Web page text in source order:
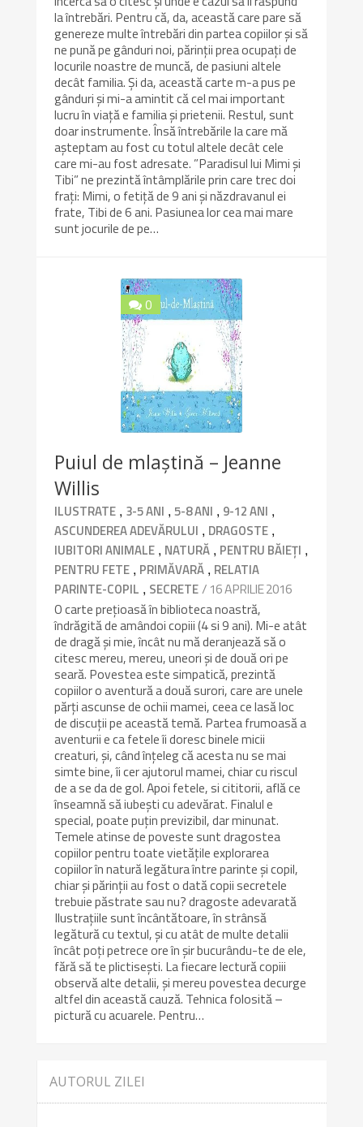
la întrebări. Pentru că, da, această care pare să
genereze multe întrebări din partea copiilor și să
ne pună pe gânduri noi, părinții prea ocupați de
locurile noastre de muncă, de pasiuni altele
decât familia. Și da, această carte m-a pus pe
gânduri și mi-a amintit că cel mai important
lucru în viață e familia și prietenii. Restul, sunt
doar instrumente. Însă întrebările la care mă
așteptam au fost cu totul altele decât cele
care mi-au fost adresate. ”Paradisul lui Mimi și
Tibi” ne prezintă întâmplările prin care trec doi
frați: Mimi, o fetiță de 9 ani și năzdravanul ei
frate, Tibi de 6 ani. Pasiunea lor cea mai mare
sunt jocurile de pe…
0
Puiul de mlaștină – Jeanne
Willis
ILUSTRATE , 3-5 ANI ,5-8 ANI , 9-12 ANI ,
ASCUNDEREA ADEVĂRULUI , DRAGOSTE ,
IUBITORI ANIMALE , NATURĂ , PENTRU BĂIEȚI ,
PENTRU FETE , PRIMĂVARĂ , RELATIA
PARINTE-COPIL , SECRETE/ 16 APRILIE 2016
O carte prețioasă în biblioteca noastră,
îndrăgită de amândoi copiii (4 si 9 ani). Mi-e atât
de dragă și mie, încât nu mă deranjează să o
citesc mereu, mereu, uneori și de două ori pe
seară. Povestea este simpatică, prezintă
copiilor o aventură a două surori, care are unele
părți ascunse de ochii mamei, ceea ce lasă loc
de discuții pe această temă. Partea frumoasă a
aventurii e ca fetele îi doresc binele micii
creaturi, și, când înțeleg că acesta nu se mai
simte bine, îi cer ajutorul mamei, chiar cu riscul
de a se da de gol. Apoi fetele, si cititorii, află ce
înseamnă să iubești cu adevărat. Finalul e
special, poate puțin previzibil, dar minunat.
Temele atinse de poveste sunt dragostea
copiilor pentru toate vietățile explorarea
copiilor în natură legătura între parinte și copil,
chiar și părinții au fost o dată copii secretele
trebuie păstrate sau nu? dragoste adevarată
Ilustrațiile sunt încântătoare, în strânsă
legătură cu textul, și cu atât de multe detalii
încât poți petrece ore în șir bucurându-te de ele,
fără să te plictisești. La fiecare lectură copiii
observă alte detalii, și mereu povestea decurge
altfel din această cauză. Tehnica folosită –
pictură cu acuarele. Pentru…
AUTORUL ZILEI